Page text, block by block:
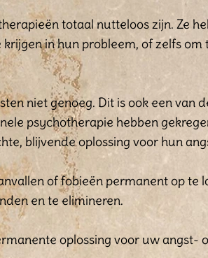
totaal nutteloos zijn. Ze
in hun probleem, of zelfs
niet genoeg. Dit is ook een van
psychotherapie hebben
blijvende oplossing voor hun
of fobieën permanent op te
en te elimineren.
oplossing voor uw angst-